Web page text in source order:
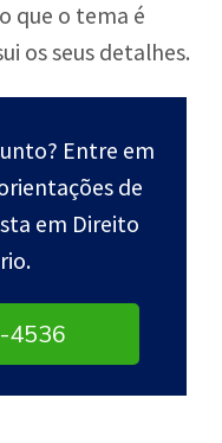
que o tema é
os seus detalhes.
Entre em
de
em Direito
4536